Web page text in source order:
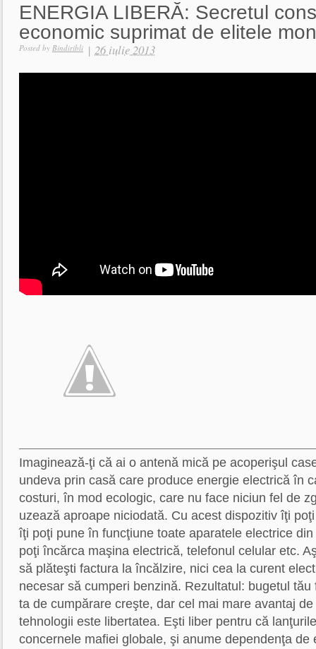
ENERGIA LIBERĂ: Secretul
economic suprimat de elitele
Posted by Bindiribli | 26 iulie 2013
Imaginează-ţi că ai o antenă mică pe acoperişul
undeva prin casă care produce energie electrică în
costuri, în mod ecologic, care nu face niciun fel de
uzează aproape niciodată. Cu acest dispozitiv îţi
îţi poţi pune în funcţiune toate aparatele electrice
poţi încărca maşina electrică, telefonul celular etc.
să plăteşti factura la încălzire, nici cea la curent
necesar să cumperi benzină. Rezultatul: bugetul
ta de cumpărare creşte, dar cel mai mare avantaj
tehnologii este libertatea. Eşti liber pentru că
concernele mafiei globale, şi anume dependenţa de